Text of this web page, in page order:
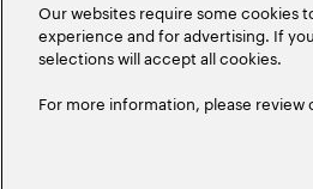
©2026Accenture. All
Our websites require some cookies
experience and for advertising. If
selections will accept all cookies.
For more information, please review